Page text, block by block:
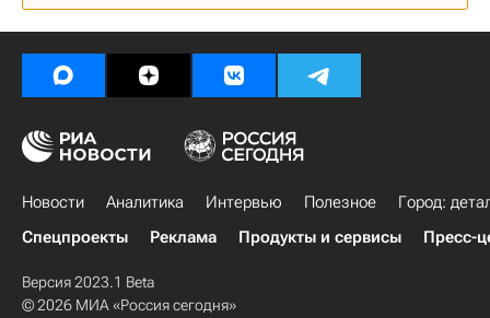
Новости Аналитика Интервью Полезное
Город:
Спецпроекты
Реклама Продукты и сервисы Пресс-
Версия 2023.1 Beta
© 2026 МИА «Россия сегодня»